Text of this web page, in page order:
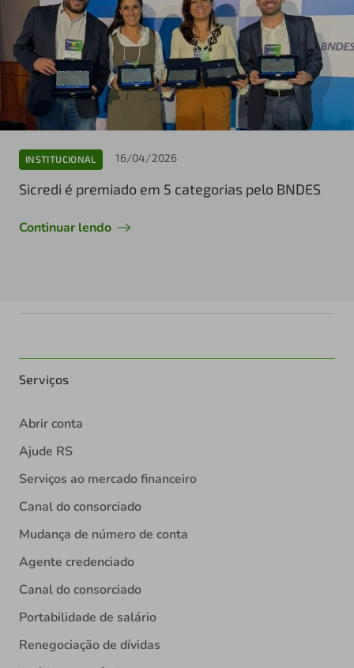
INSTITUCIONAL 16/04/2026
Sicredi é premiado em 5 categorias pelo BNDES
Continuar lendo
Serviços
Abrir conta
Ajude RS
Serviços ao mercado financeiro
Canal do consorciado
Mudança de número de conta
Agente credenciado
Canal do consorciado
Portabilidade de salário
Renegociação de dívidas